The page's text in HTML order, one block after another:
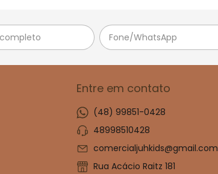
Entre em contato
(48) 99851-0428
48998510428
comercialjuhkids@gmail.com
Rua Acácio Raitz 181